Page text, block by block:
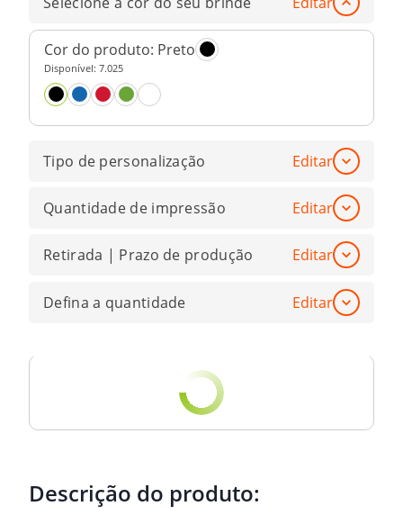
Cor do produto: Preto
Disponível: 7.025
Tipo de personalização Editar
Quantidade de impressão Editar
Retirada | Prazo de produção Editar
Defina a quantidade Editar
Descrição do produto: